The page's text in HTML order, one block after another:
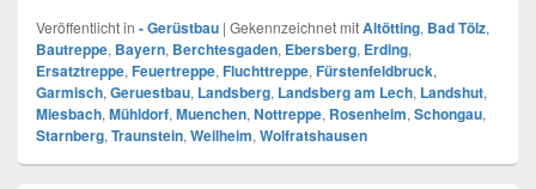
Veröffentlicht in - Gerüstbau | Gekennzeichnet mitAltötting, Bad Tölz,
Bautreppe, Bayern, Berchtesgaden, Ebersberg, Erding,
Ersatztreppe, Feuertreppe, Fluchttreppe, Fürstenfeldbruck,
Garmisch, Geruestbau, Landsberg, Landsberg am Lech, Landshut,
Miesbach, Mühldorf, Muenchen, Nottreppe, Rosenheim, Schongau,
Starnberg, Traunstein, Weilheim, Wolfratshausen